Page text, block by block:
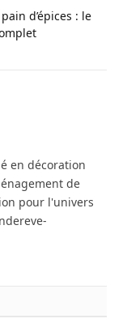
d’épices : le
en décoration
de
pour l'univers